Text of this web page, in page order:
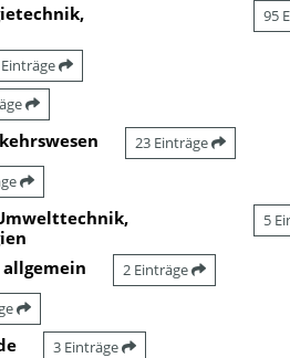
95
23 Einträge
5
allgemein 2 Einträge
3 Einträge